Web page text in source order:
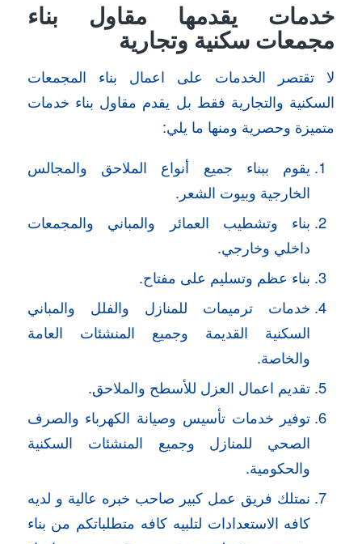
خدمات يقدمها مقاول بناء
مجمعات سكنية وتجارية
لا تقتصر الخدمات على اعمال بناء المجمعات
السكنية والتجارية فقط بل يقدم مقاول بناء خدمات
متميزة وحصرية ومنها ما يلي:
يقوم ببناء جميع أنواع الملاحق والمجالس
الخارجية وبيوت الشعر.
بناء وتشطيب العمائر والمباني والمجمعات
داخلي وخارجي.
بناء عظم وتسليم على مفتاح.
خدمات ترميمات للمنازل والفلل والمباني
السكنية القديمة وجميع المنشئات العامة
والخاصة.
تقديم اعمال العزل للأسطح والملاحق.
توفير خدمات تأسيس وصيانة الكهرباء والصرف
الصحي للمنازل وجميع المنشئات السكنية
والحكومية.
نمتلك فريق عمل كبير صاحب خبره عالية و لديه
كافه الاستعدادات لتلبيه كافه متطلباتكم من بناء